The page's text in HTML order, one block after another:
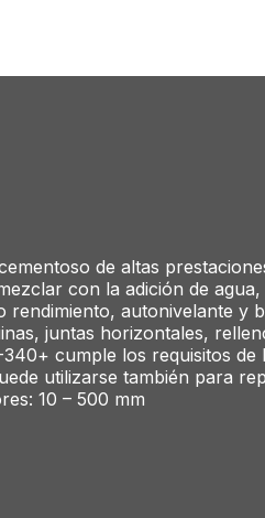
de altas
con la adición de agua,
rendimiento, autonivelante y
juntas horizontales,
cumple los requisitos de
utilizarse también para
10 – 500 mm